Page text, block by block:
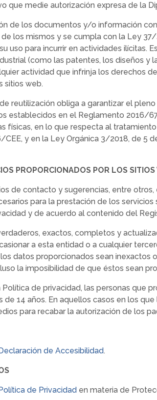
que medie autorización expresa de la
de los documentos y/o información
los mismos y se cumpla con la Ley
uso para incurrir en actividades
(como las patentes, los diseños y
actividad que infrinja los derechos
sitios web.
reutilización obliga a garantizar el
establecidos en el Reglamento 2016/
físicas, en lo que respecta al
y en la Ley Orgánica 3/2018, de 5
PROPORCIONADOS POR LOS SITIOS
de contacto y sugerencias, entre
para la prestación de los
y de acuerdo al contenido del
exactos, completos y
a esta entidad o a cualquier
datos proporcionados sean
la imposibilidad de que éstos sean
Política de privacidad, las personas que
14 años. En aquellos casos en los
para recabar la autorización de los
de Accesibilidad.
de Privacidad en materia de